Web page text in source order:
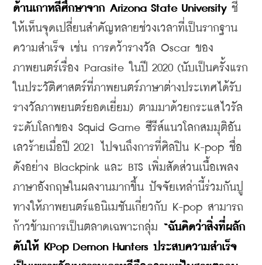
ด้านเกาหลีศึกษาจาก Arizona State University ชี้
ให้เห็นจุดเปลี่ยนสำคัญหลายช่วงเวลาที่เป็นรากฐาน
ความสำเร็จ เช่น การคว้ารางวัล Oscar ของ
ภาพยนตร์เรื่อง Parasite ในปี 2020 (นับเป็นครั้งแรก
ในประวัติศาสตร์ที่ภาพยนตร์ภาษาต่างประเทศได้รับ
รางวัลภาพยนตร์ยอดเยี่ยม) ตามมาด้วยกระแสไวรัล
ระดับโลกของ Squid Game ซีรีส์แนวโลกสมมุติอัน
เลวร้ายเมื่อปี 2021 ไปจนถึงการที่ศิลปิน K-pop ชื่อ
ดังอย่าง Blackpink และ BTS เพิ่มสัดส่วนเนื้อเพลง
ภาษาอังกฤษในผลงานมากขึ้น ปัจจัยเหล่านี้ร่วมกันปู
ทางให้ภาพยนตร์แอนิเมชันเกี่ยวกับ K-pop สามารถ
ก้าวข้ามการเป็นตลาดเฉพาะกลุ่ม “ฉันคิดว่าสิ่งที่ผลัก
ดันให้ KPop Demon Hunters ประสบความสำเร็จ